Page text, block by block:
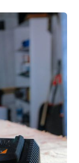
2 x 3.5A